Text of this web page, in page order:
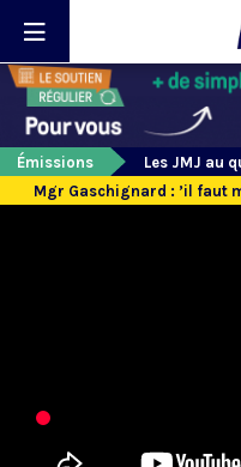
Émissions
Les JMJ au
Mgr Gaschignard : ’il faut